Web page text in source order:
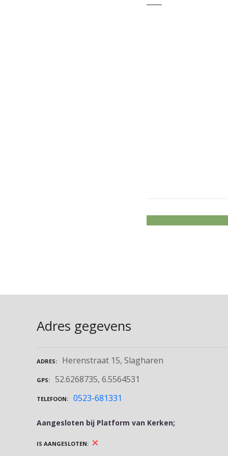
Adres gegevens
ADRES Herenstraat 15, Slagharen
GPS 52.6268735, 6.5564531
TELEFOON 0523-681331
Aangesloten bij Platform van Kerken;
IS AANGESLOTEN